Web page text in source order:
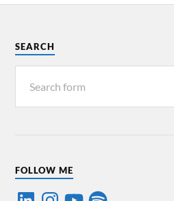
SEARCH
FOLLOW ME